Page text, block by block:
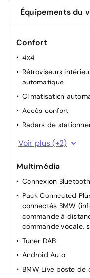
Équipements du
Confort
4x4
Rétroviseurs
automatique
Climatisation
Accès confort
Radars de
Rétroviseur
automatique
Capacité du
Voir plus (+2)
Multimédia
Connexion Bluetooth
Pack Connected
connectés BMW
commande à
commande vocale,
Tuner DAB
Android Auto
BMW Live poste de